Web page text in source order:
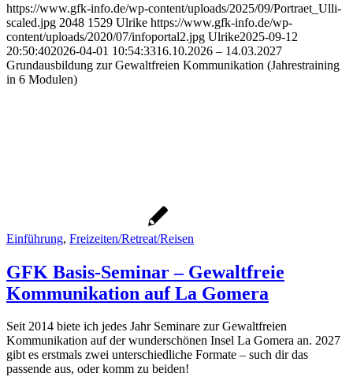
https://www.gfk-info.de/wp-content/uploads/2025/09/Portraet_Ulli-
scaled.jpg 2048 1529 Ulrike https://www.gfk-info.de/wp-
content/uploads/2020/07/infoportal2.jpg Ulrike2025-09-12
20:50:402026-04-01 10:54:3316.10.2026 – 14.03.2027
Grundausbildung zur Gewaltfreien Kommunikation (Jahrestraining
in 6 Modulen)
Einführung, Freizeiten/Retreat/Reisen
GFK Basis-Seminar – Gewaltfreie
Kommunikation auf La Gomera
Seit 2014 biete ich jedes Jahr Seminare zur Gewaltfreien
Kommunikation auf der wunderschönen Insel La Gomera an. 2027
gibt es erstmals zwei unterschiedliche Formate – such dir das
passende aus, oder komm zu beiden!